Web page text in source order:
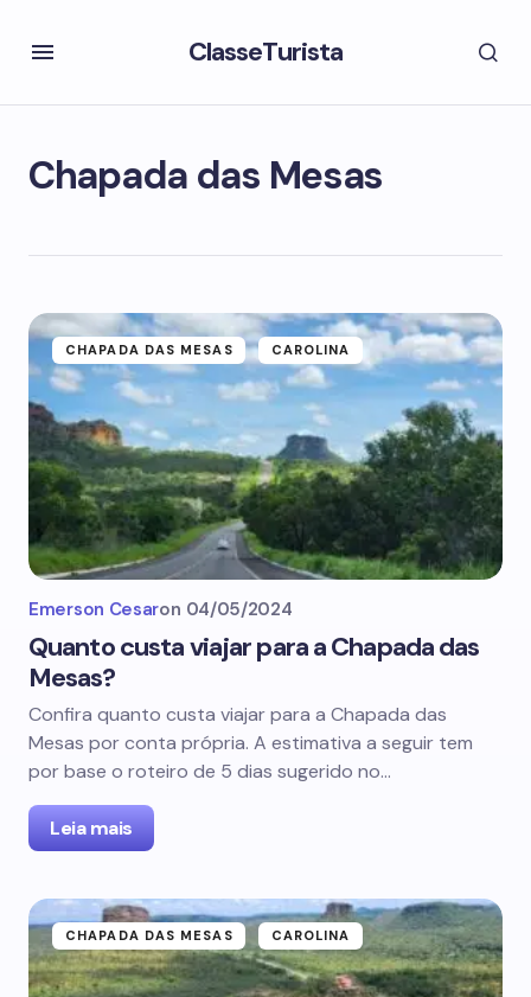
ClasseTurista
Chapada das Mesas
CHAPADA DAS MESAS CAROLINA
Emerson Cesaron 04/05/2024
Quanto custa viajar para a Chapada das
Mesas?
Confira quanto custa viajar para a Chapada das
Mesas por conta própria. A estimativa a seguir tem
por base o roteiro de 5 dias sugerido no…
Leia mais
CHAPADA DAS MESAS CAROLINA